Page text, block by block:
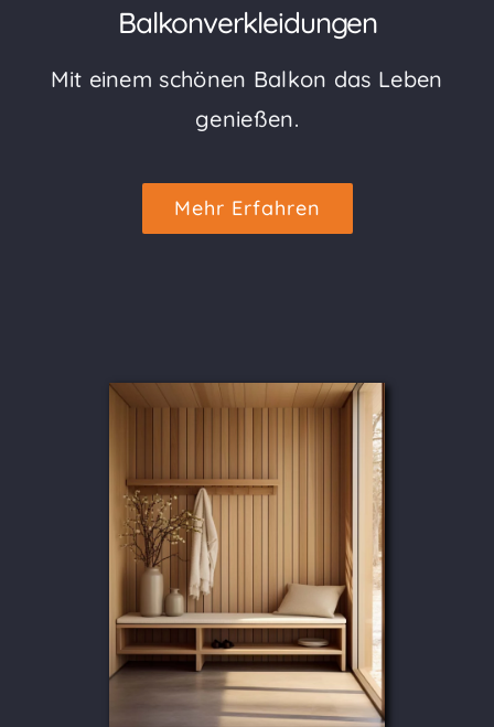
Balkonverkleidungen
Mit einem schönen Balkon das Leben
genießen.
Mehr Erfahren